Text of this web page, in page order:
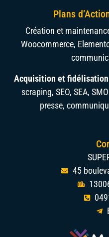
Plans
Création et
Woocommerce,
Acquisition et
scraping, SEO, SEA,
presse,
45